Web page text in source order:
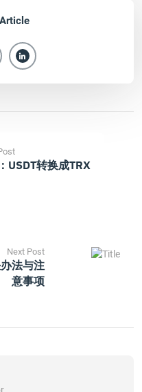
USDT转换成TRX
Next Post
法与注
意事项